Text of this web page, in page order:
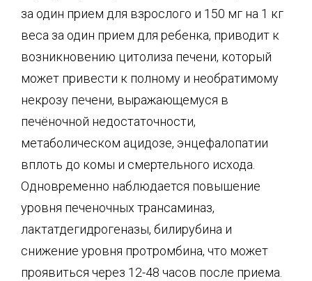
за один прием для взрослого и 150 мг на 1 кг
веса за один прием для ребенка, приводит к
возникновению цитолиза печени, который
может привести к полному и необратимому
некрозу печени, выражающемуся в
печёночной недостаточности,
метаболическом ацидозе, энцефалопатии
вплоть до комы и смертельного исхода.
Одновременно наблюдается повышение
уровня печеночных трансаминаз,
лактатдегидрогеназы, билирубина и
снижение уровня протромбина, что может
проявиться через 12-48 часов после приема.